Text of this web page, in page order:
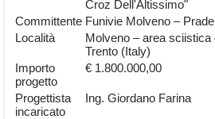
Croz Dell'Altissimo"
Committente Funivie Molveno –
Località
Molveno – area
Trento (Italy)
Importo
progetto
€ 1.800.000,00
Progettista
incaricato
Ing. Giordano Farina